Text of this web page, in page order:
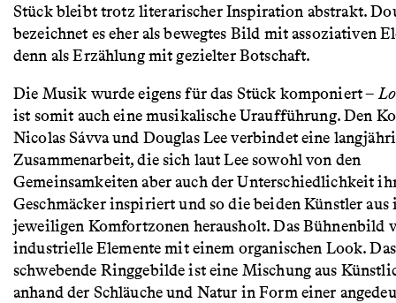
Stück bleibt trotz literarischer Inspiration abstrakt.
bezeichnet es eher als bewegtes Bild mit assoziativen
denn als Erzählung mit gezielter Botschaft.
Die Musik wurde eigens für das Stück komponiert –
ist somit auch eine musikalische Uraufführung. Den
Nicolas Sávva und Douglas Lee verbindet eine
Zusammenarbeit, die sich laut Lee sowohl von den
Gemeinsamkeiten aber auch der Unterschiedlichkeit
Geschmäcker inspiriert und so die beiden Künstler aus
jeweiligen Komfortzonen herausholt. Das Bühnenbild
industrielle Elemente mit einem organischen Look. Das
schwebende Ringgebilde ist eine Mischung aus
anhand der Schläuche und Natur in Form einer